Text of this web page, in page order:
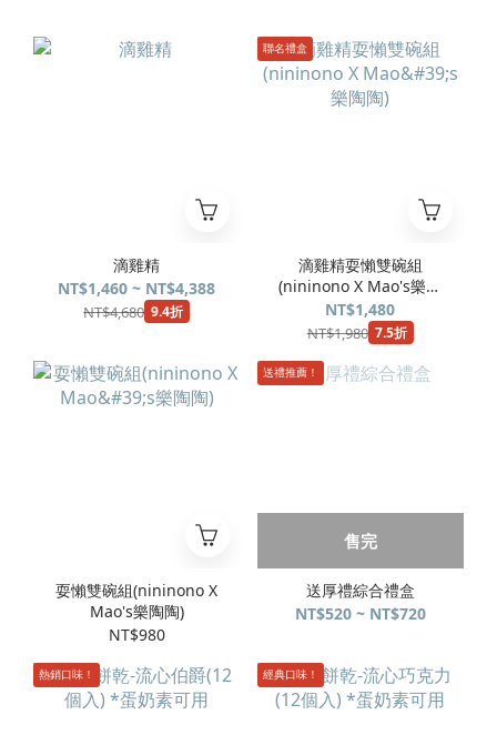
滴雞精
NT$1,460 ~ NT$4,388
NT$4,680 9.4折
聯名禮盒
滴雞精耍懶雙碗組
(nininono X Mao's樂陶
陶)
NT$1,480
NT$1,980 7.5折
耍懶雙碗組(nininono X
Mao's樂陶陶)
NT$980
送禮推薦！
售完
送厚禮綜合禮盒
NT$520 ~ NT$720
熱銷口味！ 經典口味！